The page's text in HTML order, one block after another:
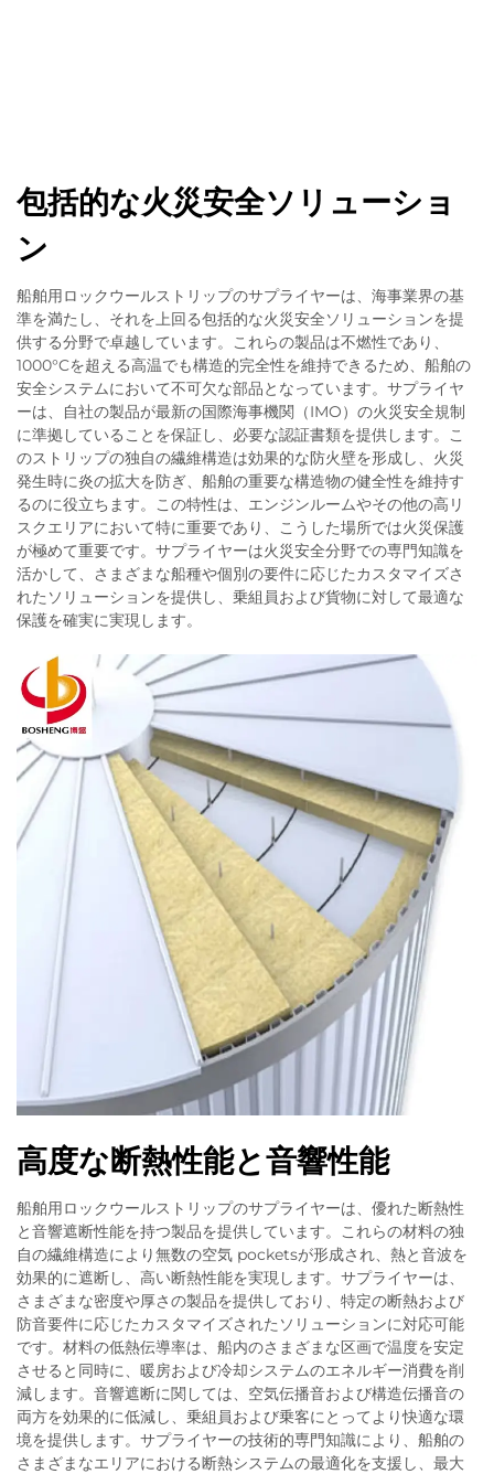
包括的な火災安全ソリューショ
ン
船舶用ロックウールストリップのサプライヤーは、海事業界の基
準を満たし、それを上回る包括的な火災安全ソリューションを提
供する分野で卓越しています。これらの製品は不燃性であり、
1000°Cを超える高温でも構造的完全性を維持できるため、船舶の
安全システムにおいて不可欠な部品となっています。サプライヤ
ーは、自社の製品が最新の国際海事機関（IMO）の火災安全規制
に準拠していることを保証し、必要な認証書類を提供します。こ
のストリップの独自の繊維構造は効果的な防火壁を形成し、火災
発生時に炎の拡大を防ぎ、船舶の重要な構造物の健全性を維持す
るのに役立ちます。この特性は、エンジンルームやその他の高リ
スクエリアにおいて特に重要であり、こうした場所では火災保護
が極めて重要です。サプライヤーは火災安全分野での専門知識を
活かして、さまざまな船種や個別の要件に応じたカスタマイズさ
れたソリューションを提供し、乗組員および貨物に対して最適な
保護を確実に実現します。
高度な断熱性能と音響性能
船舶用ロックウールストリップのサプライヤーは、優れた断熱性
と音響遮断性能を持つ製品を提供しています。これらの材料の独
自の繊維構造により無数の空気 pocketsが形成され、熱と音波を
効果的に遮断し、高い断熱性能を実現します。サプライヤーは、
さまざまな密度や厚さの製品を提供しており、特定の断熱および
防音要件に応じたカスタマイズされたソリューションに対応可能
です。材料の低熱伝導率は、船内のさまざまな区画で温度を安定
させると同時に、暖房および冷却システムのエネルギー消費を削
減します。音響遮断に関しては、空気伝播音および構造伝播音の
両方を効果的に低減し、乗組員および乗客にとってより快適な環
境を提供します。サプライヤーの技術的専門知識により、船舶の
さまざまなエリアにおける断熱システムの最適化を支援し、最大